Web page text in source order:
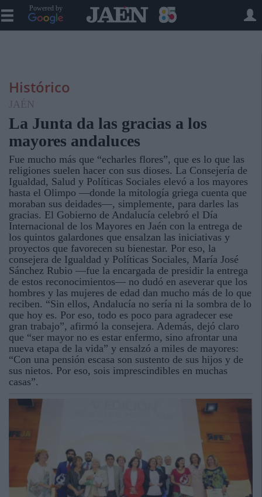
Powered by
Histórico
JAÉN
La Junta da las gracias a los
mayores andaluces
Fue mucho más que “echarles flores”, que es lo que las
religiones suelen hacer con sus dioses. La Consejería de
Igualdad, Salud y Políticas Sociales elevó a los mayores
hasta el Olimpo —donde la mitología griega cuenta que
moraban sus deidades—, simplemente, para darles las
gracias. El Gobierno de Andalucía celebró el Día
Internacional de los Mayores en Jaén con la entrega de
los quintos galardones que ensalzan las iniciativas y
proyectos que favorecen su bienestar. Por eso, la
consejera de Igualdad y Políticas Sociales, María José
Sánchez Rubio —fue la encargada de presidir la entrega
de estos reconocimientos— no dudó en aseverar que los
hombres y las mujeres de edad dan mucho más de lo que
reciben. “Sin ellos, Andalucía no sería ni la sombra de lo
que hoy es. Por eso, todo es poco para agradecer ese
gran trabajo”, afirmó la consejera. Además, dejó claro
que “ser mayor no es estar enfermo, sino afrontar una
nueva etapa de la vida” y ensalzó a miles de mayores:
“Con una pensión escasa son sustento de sus hijos y de
sus nietos. Por eso, sois imprescindibles en muchas
casas”.